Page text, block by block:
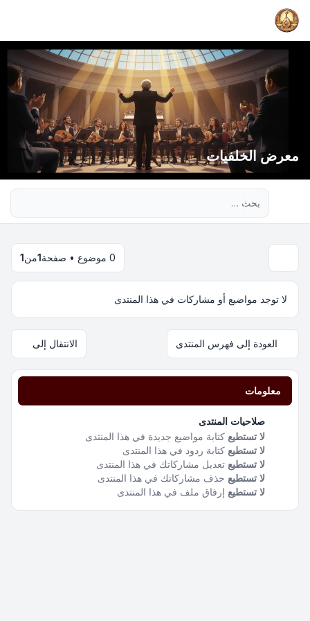
معرض الخلفيات
0 موضوع • صفحة 1من1
لا توجد مواضيع أو مشاركات في هذا المنتدى
العودة إلى فهرس المنتدى الانتقال إلى
معلومات
صلاحيات المنتدى
لا تستطيع كتابة مواضيع جديدة في هذا المنتدى
لا تستطيع كتابة ردود في هذا المنتدى
لا تستطيع تعديل مشاركاتك في هذا المنتدى
لا تستطيع حذف مشاركاتك في هذا المنتدى
لا تستطيع إرفاق ملف في هذا المنتدى